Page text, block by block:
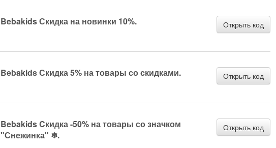
Bebakids Скидка на новинки 10%. Открыть код
Bebakids Скидка 5% на товары со скидками. Открыть код
Bebakids Cкидка -50% на товары со значком
"Снежинка" ❄.
Открыть код